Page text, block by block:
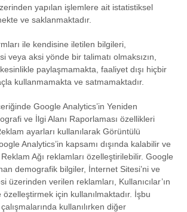
yapılan işlemlere ait istatistiksel
ve saklanmaktadır.
ile kendisine iletilen bilgileri,
veya aksi yönde bir talimatı olmaksızın,
paylaşmamakta, faaliyet dışı hiçbir
kullanmamakta ve satmamaktadır.
Google Analytics’in Yeniden
ve İlgi Alanı Raporlaması özellikleri
ayarları kullanılarak Görüntülü
Analytics’in kapsamı dışında kalabilir ve
Ağı reklamları özelleştirilebilir. Google
demografik bilgiler, İnternet Sitesi’ni ve
üzerinden verilen reklamları, Kullanıcılar’ın
özelleştirmek için kullanılmaktadır. İşbu
kullanılırken diğer